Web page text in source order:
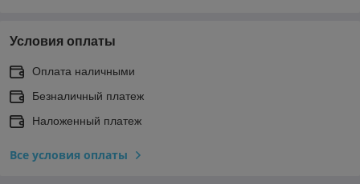
Условия оплаты
Оплата наличными
Безналичный платеж
Наложенный платеж
Все условия оплаты